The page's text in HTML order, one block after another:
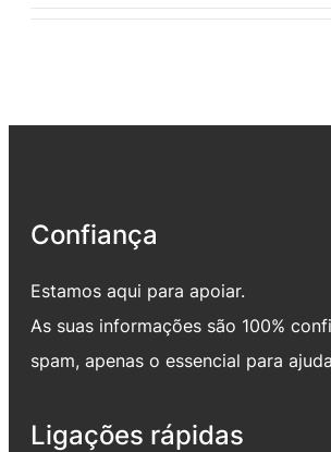
Confiança
Estamos aqui para apoiar.
As suas informações são 100%
spam, apenas o essencial para
Ligações rápidas